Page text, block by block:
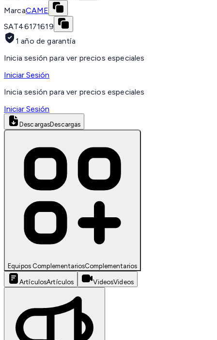
MarcaCAME
SAT46171619
1 año de garantía
Inicia sesión para ver precios especiales
Iniciar Sesión
Inicia sesión para ver precios especiales
Iniciar Sesión
DescargasDescargas
Equipos ComplementariosComplementarios
ArtículosArtículos VideosVideos